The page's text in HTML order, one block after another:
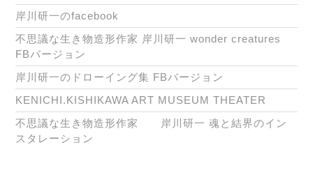
岸川研一のfacebook
不思議な生き物造形作家 岸川研一 wonder creatures
FBバージョン
岸川研一のドローイング集 FBバージョン
KENICHI.KISHIKAWA ART MUSEUM THEATER
不思議な生き物造形作家 岸川研一 魂と結界のイン
スタレーション